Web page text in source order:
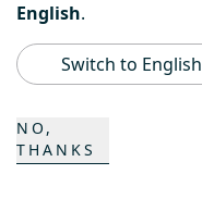
BeachTech
K COMPOSITES
English.
NO,
THANKS
Switch to English